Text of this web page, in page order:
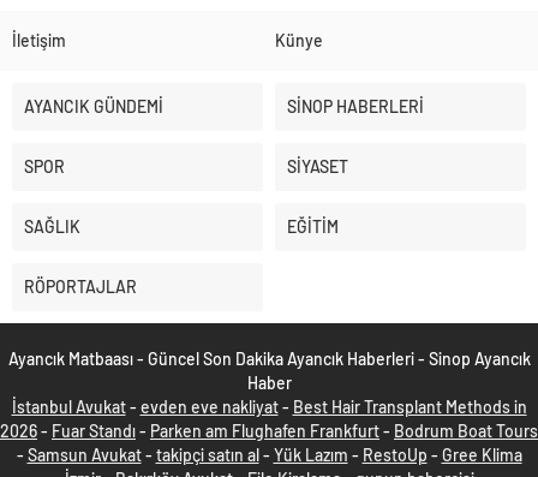
İletişim Künye
AYANCIK GÜNDEMİ SİNOP HABERLERİ
SPOR SİYASET
SAĞLIK EĞİTİM
RÖPORTAJLAR
Ayancık Matbaası - Güncel Son Dakika Ayancık Haberleri - Sinop Ayancık
Haber
İstanbul Avukat- evden eve nakliyat- Best Hair Transplant Methods in
2026- Fuar Standı- Parken am Flughafen Frankfurt- Bodrum Boat Tours
- Samsun Avukat- takipçi satın al - Yük Lazım - RestoUp - Gree Klima